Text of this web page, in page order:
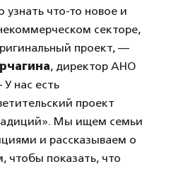
узнать что-то новое и
секторе,
проект, —
, директор АНО
нас есть
проект
Мы ищем семьи
и рассказываем о
чтобы показать, что